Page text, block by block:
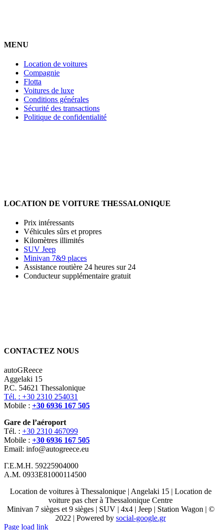
MENU
Location de voitures
Compagnie
Flotta
Voitures de luxe
Conditions générales
Sécurité des transactions
Politique de confidentialité
LOCATION DE VOITURE THESSALONIQUE
Prix intéressants
Véhicules sûrs et propres
Kilomètres illimités
SUV Jeep
Minivan 7&9 places
Assistance routière 24 heures sur 24
Conducteur supplémentaire gratuit
CONTACTEZ NOUS
autoGReece
Aggelaki 15
P.C. 54621 Thessalonique
Tél. : +30 2310 254031
Mobile : +30 6936 167 505
Gare de l’aéroport
Tél. : +30 2310 467099
Mobile : +30 6936 167 505
Email: info@autogreece.eu
Γ.Ε.Μ.Η. 59225904000
Α.Μ. 0933Ε81000114500
Location de voitures à Thessalonique | Angelaki 15 | Location de
voiture pas cher à Thessalonique Centre
Minivan 7 sièges et 9 sièges | SUV | 4x4 | Jeep | Station Wagon | ©
2022 | Powered by social-google.gr
Page load link